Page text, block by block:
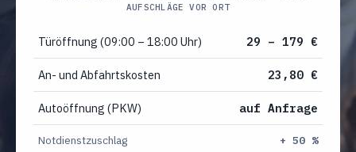
AUFSCHLÄGE VOR ORT
Türöffnung (09:00 – 18:00 Uhr) 29 – 179 €
An- und Abfahrtskosten 23,80 €
Autoöffnung (PKW) auf Anfrage
Notdienstzuschlag + 50 %